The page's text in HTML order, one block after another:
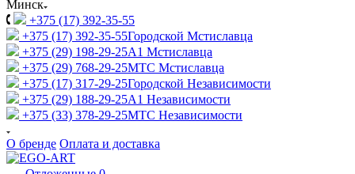
Минск
+375 (17) 392-35-55
+375 (17) 392-35-55Городской Мстиславца
+375 (29) 198-29-25A1 Мстиславца
+375 (29) 768-29-25МТС Мстиславца
+375 (17) 317-29-25Городской Независимости
+375 (29) 188-29-25A1 Независимости
+375 (33) 378-29-25МТС Независимости
О бренде Оплата и доставка